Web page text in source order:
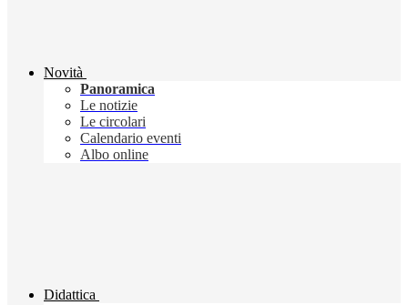
Novità
Panoramica
Le notizie
Le circolari
Calendario eventi
Albo online
Didattica